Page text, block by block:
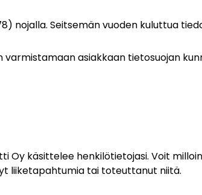
nojalla. Seitsemän vuoden kuluttua
asiakkaan tietosuojan
Oy käsittelee henkilötietojasi. Voit
liiketapahtumia tai toteuttanut niitä.